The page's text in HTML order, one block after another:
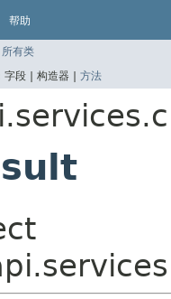
帮助
所有类
字段 | 构造器 | 方法